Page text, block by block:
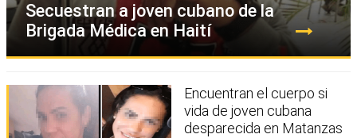
Secuestran a joven cubano de la
Brigada Médica en Haití
Encuentran el cuerpo si
vida de joven cubana
desparecida en Matanzas